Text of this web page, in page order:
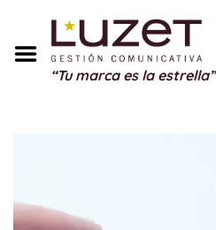
“Tu marca es la estrella”
Inicio
Sobre Mí
Testimonios